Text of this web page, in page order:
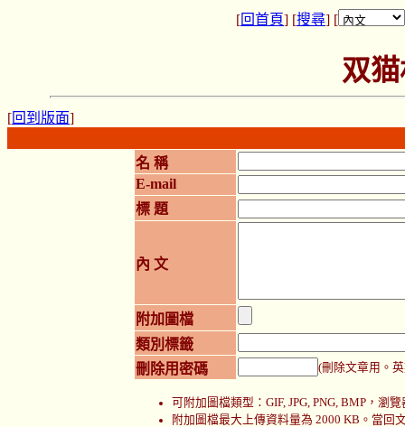
[回首頁] [搜尋] [
双
[回到版面]
名 稱
E-mail
標 題
內 文
附加圖檔
類別標籤
刪除用密碼
(刪除文章用。
可附加圖檔類型：GIF, JPG, PNG, BMP，瀏
附加圖檔最大上傳資料量為 2000 KB。當回